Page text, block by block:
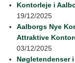
Kontorleje i
19/12/2025
Aalborgs Nye
Attraktive
03/12/2025
Nøgletendenser